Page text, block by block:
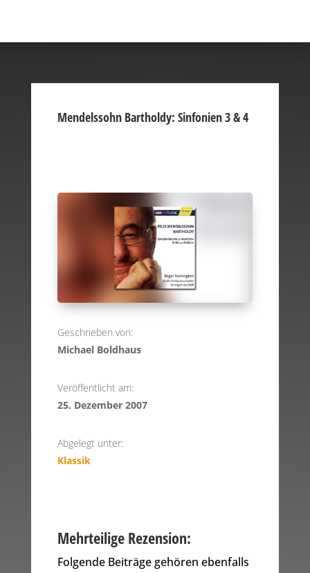
Mendelssohn Bartholdy: Sinfonien 3 & 4
Geschrieben von:
Michael Boldhaus
Veröffentlicht am:
25. Dezember 2007
Abgelegt unter:
Klassik
Mehrteilige Rezension:
Folgende Beiträge gehören ebenfalls